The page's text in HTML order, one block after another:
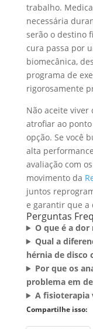
trabalho.
necessária
serão o destino
cura passa por
biomecânica,
programa de
rigorosamente
Não aceite viver
atrofiar ao
opção. Se você
alta
avaliação com
movimento da
juntos
e garantir que a
Perguntas
O que é a dor
Qual a
hérnia de disco
Por que os
problema em
A fisioterapia
Compartilhe isso: